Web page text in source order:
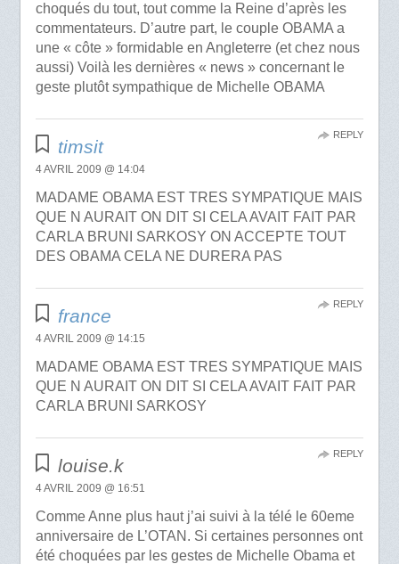
choqués du tout, tout comme la Reine d’après les
commentateurs. D’autre part, le couple OBAMA a
une « côte » formidable en Angleterre (et chez nous
aussi) Voilà les dernières « news » concernant le
geste plutôt sympathique de Michelle OBAMA
timsit
4 AVRIL 2009 @ 14:04
MADAME OBAMA EST TRES SYMPATIQUE MAIS
QUE N AURAIT ON DIT SI CELA AVAIT FAIT PAR
CARLA BRUNI SARKOSY ON ACCEPTE TOUT
DES OBAMA CELA NE DURERA PAS
REPLY
france
4 AVRIL 2009 @ 14:15
MADAME OBAMA EST TRES SYMPATIQUE MAIS
QUE N AURAIT ON DIT SI CELA AVAIT FAIT PAR
CARLA BRUNI SARKOSY
REPLY
louise.k
4 AVRIL 2009 @ 16:51
Comme Anne plus haut j’ai suivi à la télé le 60eme
anniversaire de L’OTAN. Si certaines personnes ont
été choquées par les gestes de Michelle Obama et
REPLY